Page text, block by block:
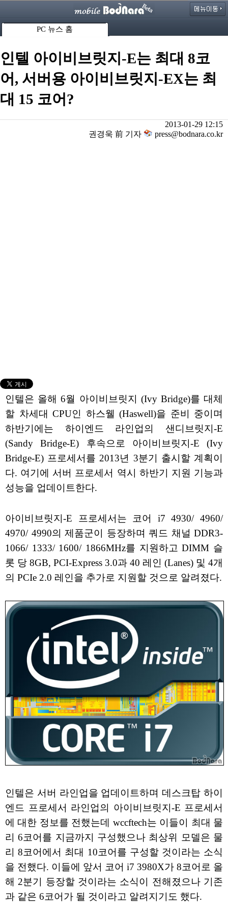
PC 뉴스 홈
인텔 아이비브릿지-E는 최대 8코
어, 서버용 아이비브릿지-EX는 최
대 15 코어?
2013-01-29 12:15
권경욱 前 기자
press@bodnara.co.kr
인텔은 올해 6월 아이비브릿지 (Ivy Bridge)를 대체
할 차세대 CPU인 하스웰 (Haswell)을 준비 중이며
하반기에는 하이엔드 라인업의 샌디브릿지-E
(Sandy Bridge-E) 후속으로 아이비브릿지-E (Ivy
Bridge-E) 프로세서를 2013년 3분기 출시할 계획이
다. 여기에 서버 프로세서 역시 하반기 지원 기능과
성능을 업데이트한다.
아이비브릿지-E 프로세서는 코어 i7 4930/ 4960/
4970/ 4990의 제품군이 등장하며 쿼드 채널 DDR3-
1066/ 1333/ 1600/ 1866MHz를 지원하고 DIMM 슬
롯 당 8GB, PCI-Express 3.0과 40 레인 (Lanes) 및 4개
의 PCIe 2.0 레인을 추가로 지원할 것으로 알려졌다.
인텔은 서버 라인업을 업데이트하며 데스크탑 하이
엔드 프로세서 라인업의 아이비브릿지-E 프로세서
에 대한 정보를 전했는데 wccftech는 이들이 최대 물
리 6코어를 지금까지 구성했으나 최상위 모델은 물
리 8코어에서 최대 10코어를 구성할 것이라는 소식
을 전했다. 이들에 앞서 코어 i7 3980X가 8코어로 올
해 2분기 등장할 것이라는 소식이 전해졌으나 기존
과 같은 6코어가 될 것이라고 알려지기도 했다.